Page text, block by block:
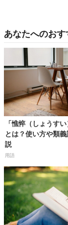
あなたへのおす
「憔悴（しょうす
とは？使い方や類
説
用語